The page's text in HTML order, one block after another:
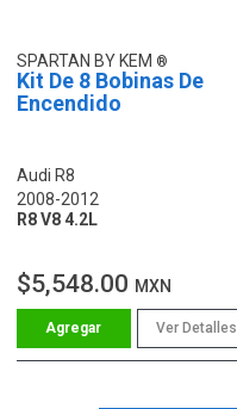
SPARTAN BY KEM
Kit De 8 Bobinas De
Encendido
Audi R8
2008-2012
R8 V8 4.2L
$5,548.00 MXN
Ver Detalles